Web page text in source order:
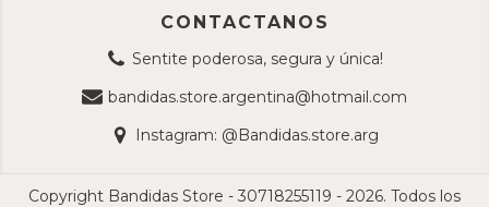
CONTACTANOS
Sentite poderosa, segura y única!
bandidas.store.argentina@hotmail.com
Instagram: @Bandidas.store.arg
Copyright Bandidas Store - 30718255119 - 2026. Todos los